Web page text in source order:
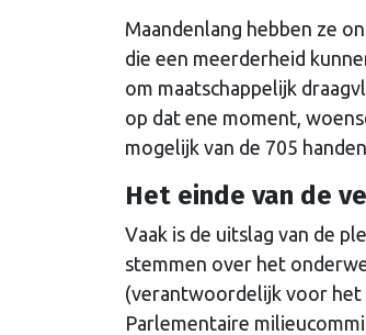
Maandenlang hebben ze
die een meerderheid
om maatschappelijk
op dat ene moment,
mogelijk van de 705
Het einde van de
Vaak is de uitslag van de
stemmen over het
(verantwoordelijk voor het
Parlementaire